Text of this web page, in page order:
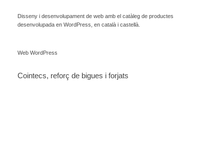
Disseny i desenvolupament de web amb el catàleg de productes
desenvolupada en WordPress, en català i castellà.
Web WordPress
Cointecs, reforç de bigues i forjats